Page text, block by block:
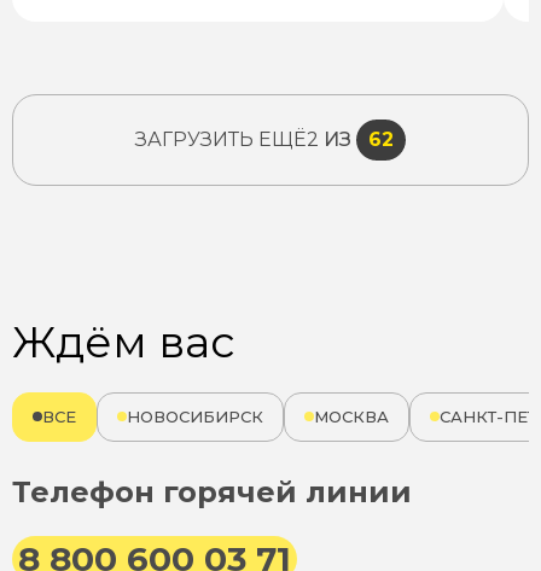
ЗАГРУЗИТЬ ЕЩЁ2 ИЗ 62
Ждём вас
ВСЕ НОВОСИБИРСК МОСКВА САНКТ-
Телефон горячей линии
8 800 600 03 71